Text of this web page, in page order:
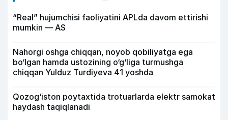
“Real” hujumchisi faoliyatini APLda davom ettirishi
mumkin — AS
Nahorgi oshga chiqqan, noyob qobiliyatga ega
bo‘lgan hamda ustozining o‘g‘liga turmushga
chiqqan Yulduz Turdiyeva 41 yoshda
Qozog‘iston poytaxtida trotuarlarda elektr samokat
haydash taqiqlanadi